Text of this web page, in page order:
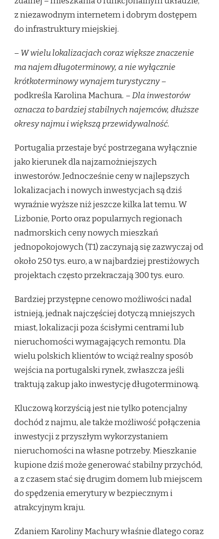
z niezawodnym internetem i dobrym dostępem
do infrastruktury miejskiej.
– W wielu lokalizacjach coraz większe znaczenie
ma najem długoterminowy, a nie wyłącznie
krótkoterminowy wynajem turystyczny–
podkreśla Karolina Machura. – Dla inwestorów
oznacza to bardziej stabilnych najemców, dłuższe
okresy najmu i większą przewidywalność.
Portugalia przestaje być postrzegana wyłącznie
jako kierunek dla najzamożniejszych
inwestorów. Jednocześnie ceny w najlepszych
lokalizacjach i nowych inwestycjach są dziś
wyraźnie wyższe niż jeszcze kilka lat temu. W
Lizbonie, Porto oraz popularnych regionach
nadmorskich ceny nowych mieszkań
jednopokojowych (T1) zaczynają się zazwyczaj od
około 250 tys. euro, a w najbardziej prestiżowych
projektach często przekraczają 300 tys. euro.
Bardziej przystępne cenowo możliwości nadal
istnieją, jednak najczęściej dotyczą mniejszych
miast, lokalizacji poza ścisłymi centrami lub
nieruchomości wymagających remontu. Dla
wielu polskich klientów to wciąż realny sposób
wejścia na portugalski rynek, zwłaszcza jeśli
traktują zakup jako inwestycję długoterminową.
Kluczową korzyścią jest nie tylko potencjalny
dochód z najmu, ale także możliwość połączenia
inwestycji z przyszłym wykorzystaniem
nieruchomości na własne potrzeby. Mieszkanie
kupione dziś może generować stabilny przychód,
a z czasem stać się drugim domem lub miejscem
do spędzenia emerytury w bezpiecznym i
atrakcyjnym kraju.
Zdaniem Karoliny Machury właśnie dlatego coraz